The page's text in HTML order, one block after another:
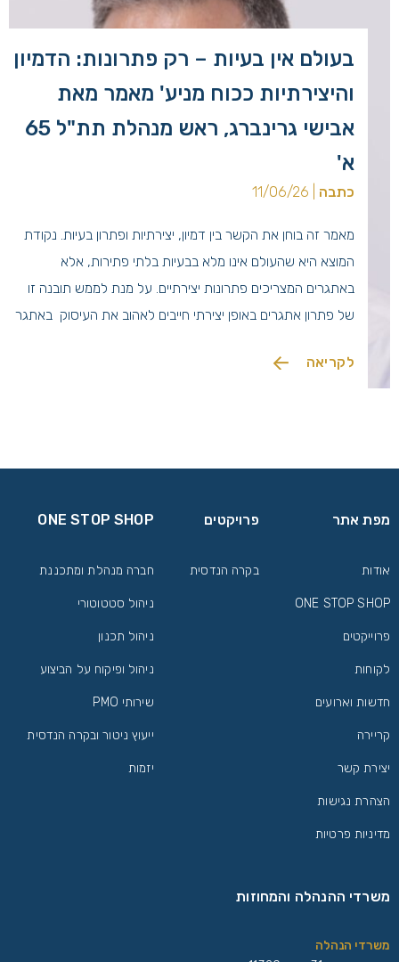
בעולם אין בעיות – רק פתרונות: הדמיון
והיצירתיות ככוח מניע' מאמר מאת
אבישי גרינברג, ראש מנהלת תת"ל 65
א'
כתבה
מאמר זה בוחן את הקשר בין דמיון, יצירתיות ופתרון בעיות. נקודת
המוצא היא שהעולם אינו מלא בבעיות בלתי פתירות, אלא
באתגרים המצריכים פתרונות יצירתיים. על מנת לממש תובנה זו
של פתרון אתגרים באופן יצירתי חייבים לאהוב את העיסוק באתגר
הוא התוצר של גישה זו. ניתן לומר […]
לקריאה
מפת אתר
אודות
ONE STOP SHOP
פרוייקטים
לקוחות
חדשות וארועים
קריירה
יצירת קשר
הצהרת נגישות
מדיניות פרטיות
פרויקטים
בקרה הנדסית
ONE STOP SHOP
חברה מנהלת ומתכננת
ניהול סטטוטורי
ניהול תכנון
ניהול ופיקוח על הביצוע
שירותי PMO
ייעוץ ניטור ובקרה הנדסית
יזמות
משרדי ההנהלה והמחוזות
משרדי הנהלה